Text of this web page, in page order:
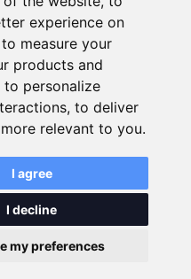
experience on
to measure your
products and
to personalize
, to deliver
relevant to you.
I agree
I decline
my preferences
para referência e
aos
mencionados. As
imprecisas ou
para detalhes
por nosso parceiro.
Notas Legais